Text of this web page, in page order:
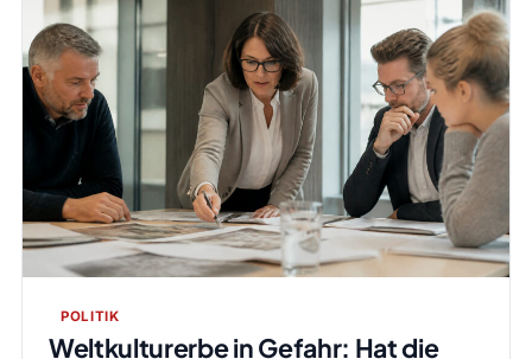
POLITIK
Weltkulturerbe in Gefahr: Hat die